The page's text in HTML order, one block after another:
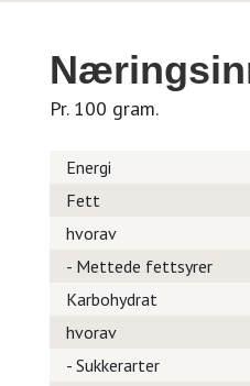
Pr. 100 gram.
Energi
Fett
hvorav
- Mettede fettsyrer
Karbohydrat
hvorav
- Sukkerarter